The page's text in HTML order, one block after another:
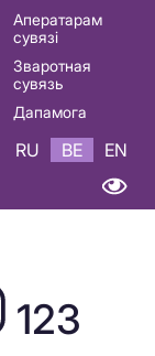
Аператарам
сувязі
Зваротная
сувязь
Дапамога
RU BE EN
123